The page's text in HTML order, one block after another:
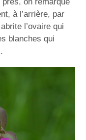
près, on remarque
à l’arrière, par
l’ovaire qui
blanches qui